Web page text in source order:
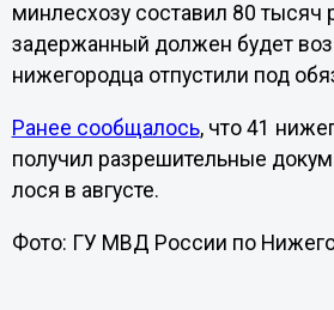
минлесхозу составил 80 тысяч
задержанный должен будет
нижегородца отпустили под
Ранее сообщалось, что 41
получил разрешительные
лося в августе.
Фото: ГУ МВД России по